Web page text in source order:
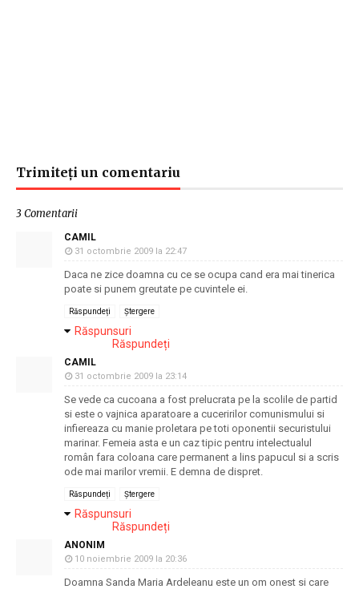
Trimiteți un comentariu
3 Comentarii
CAMIL
31 octombrie 2009 la 22:47
Daca ne zice doamna cu ce se ocupa cand era mai tinerica
poate si punem greutate pe cuvintele ei.
Răspundeți Ștergere
Răspunsuri
Răspundeți
CAMIL
31 octombrie 2009 la 23:14
Se vede ca cucoana a fost prelucrata pe la scolile de partid
si este o vajnica aparatoare a cuceririlor comunismului si
infiereaza cu manie proletara pe toti oponentii securistului
marinar. Femeia asta e un caz tipic pentru intelectualul
român fara coloana care permanent a lins papucul si a scris
ode mai marilor vremii. E demna de dispret.
Răspundeți Ștergere
Răspunsuri
Răspundeți
ANONIM
10 noiembrie 2009 la 20:36
Doamna Sanda Maria Ardeleanu este un om onest si care